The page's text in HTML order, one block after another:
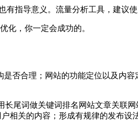
指导意义。流量分析工具，建议使
化，你一定会成功的。
否合理；网站的功能定位以及内
尾词做关键词排名网站文章关联
关的内容；形成有规律的发布设